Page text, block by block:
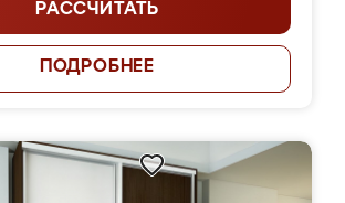
РАССЧИТАТЬ
ПОДРОБНЕЕ